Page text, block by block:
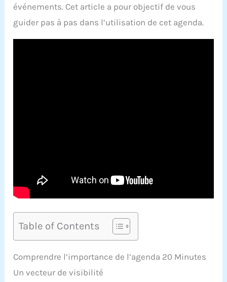
événements. Cet article a pour objectif de vous
guider pas à pas dans l’utilisation de cet agenda.
Table of Contents
Comprendre l’importance de l’agenda 20 Minutes
Un vecteur de visibilité